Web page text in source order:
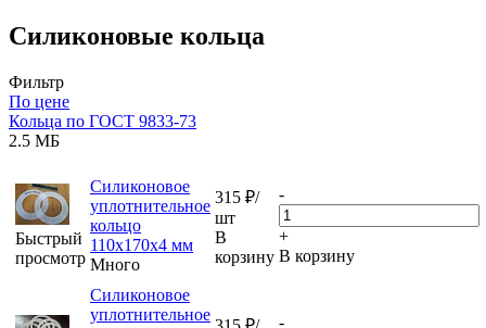
Силиконовые кольца
Фильтр
По цене
Кольца по ГОСТ 9833-73
2.5 МБ
Быстрый
просмотр
Силиконовое
уплотнительное
кольцо
110х170х4 мм
Много
315 ₽/
шт
В
корзину
-
+
В корзину
Силиконовое
уплотнительное
-